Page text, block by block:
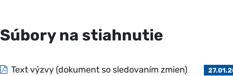
Súbory na stiahnutie
Text výzvy (dokument so sledovaním zmien)